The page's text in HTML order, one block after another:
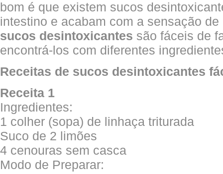
bom é que existem sucos
intestino e acabam com a sensação
sucos desintoxicantes são fáceis de
encontrá-los com diferentes
Receitas de sucos desintoxicantes
Receita 1
Ingredientes:
1 colher (sopa) de linhaça triturada
Suco de 2 limões
4 cenouras sem casca
Modo de Preparar: